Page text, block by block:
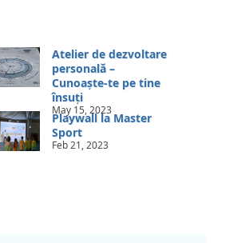
Atelier de dezvoltare
personală –
Cunoaște-te pe tine
însuți
May 15, 2023
Playwall la Master
Sport
Feb 21, 2023